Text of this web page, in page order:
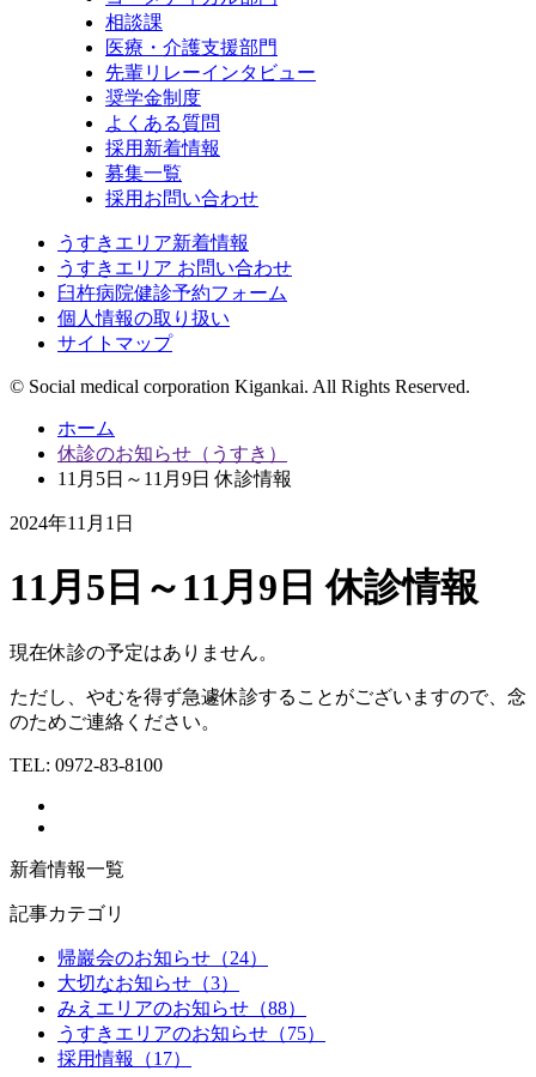
相談課
医療・介護支援部門
先輩リレーインタビュー
奨学金制度
よくある質問
採用新着情報
募集一覧
採用お問い合わせ
うすきエリア新着情報
うすきエリア お問い合わせ
臼杵病院健診予約フォーム
個人情報の取り扱い
サイトマップ
© Social medical corporation Kigankai. All Rights Reserved.
ホーム
休診のお知らせ（うすき）
11月5日～11月9日 休診情報
2024年11月1日
11月5日～11月9日 休診情報
現在休診の予定はありません。
ただし、やむを得ず急遽休診することがございますので、念
のためご連絡ください。
TEL: 0972-83-8100
新着情報一覧
記事カテゴリ
帰巖会のお知らせ（24）
大切なお知らせ（3）
みえエリアのお知らせ（88）
うすきエリアのお知らせ（75）
採用情報（17）